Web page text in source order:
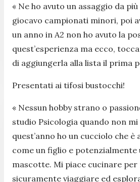
« Ne ho avuto un assaggio da
giocavo campionati minori, poi
un anno in A2 non ho avuto la
quest’esperienza ma ecco,
di aggiungerla alla lista il prima
Presentati ai tifosi bustocchi!
« Nessun hobby strano o
studio Psicologia quando non mi
quest’anno ho un cucciolo che
come un figlio e potenzialmente
mascotte. Mi piace cucinare
sicuramente viaggiare ed